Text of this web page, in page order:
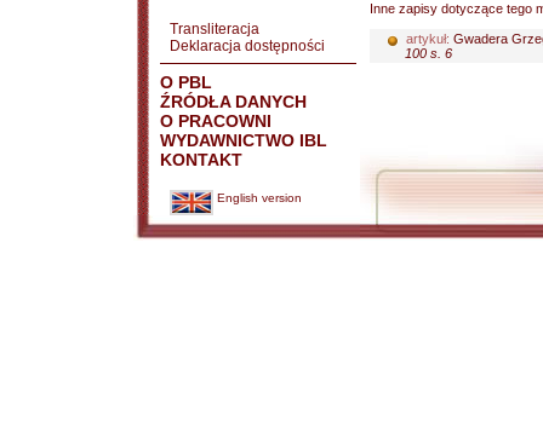
Transliteracja
Deklaracja dostępności
O PBL
ŹRÓDŁA DANYCH
O PRACOWNI
WYDAWNICTWO IBL
KONTAKT
English version
Inne zapisy dotyczące tego
artykuł: Gwadera
100 s. 6